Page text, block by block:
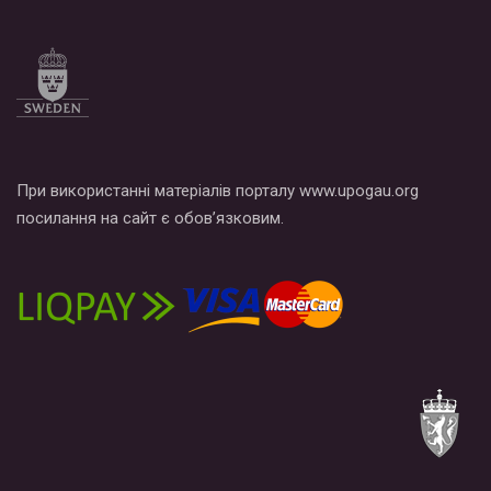
При використанні матеріалів порталу www.upogau.org
посилання на сайт є обов’язковим.